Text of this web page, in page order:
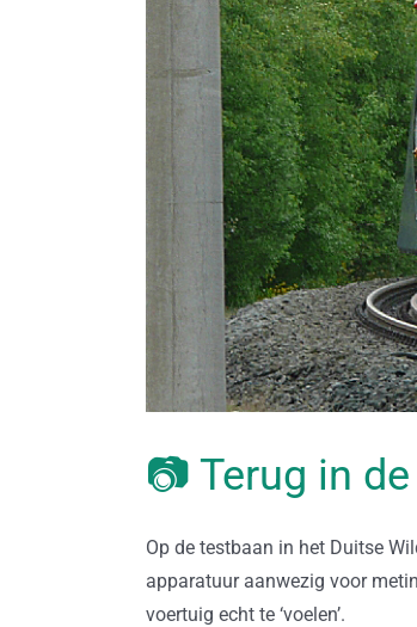
📷 Terug in
Op de testbaan in het Duitse
apparatuur aanwezig voor
voertuig echt te ‘voelen’.